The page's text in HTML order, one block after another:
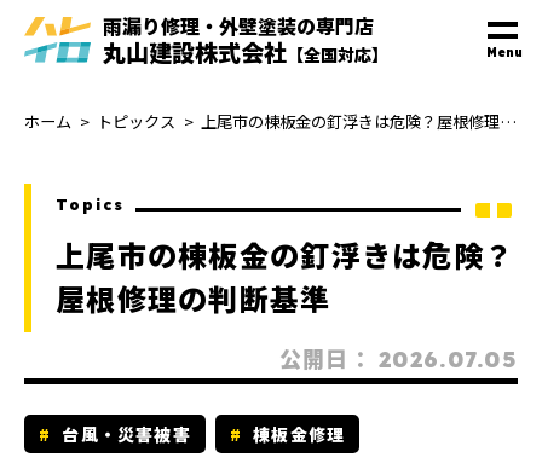
雨漏り修理・外壁塗装の専門店
丸山建設株式会社 【全国対応】 Menu
ホーム トピックス 上尾市の棟板金の釘浮きは危険？屋根修理の判断基準
Topics
上尾市の棟板金の釘浮きは危険？
屋根修理の判断基準
公開日：2026.07.05
台風・災害被害 棟板金修理